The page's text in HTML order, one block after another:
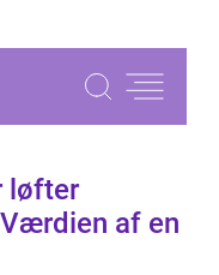
løfter
af en